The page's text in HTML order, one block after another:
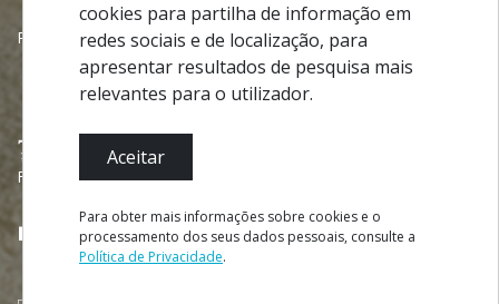
Parcerias
Financiado por
cookies para partilha de informação em
redes sociais e de localização, para
apresentar resultados de pesquisa mais
relevantes para o utilizador.
Aceitar
Para obter mais informações sobre cookies e o
processamento dos seus dados pessoais, consulte a
Política de Privacidade.